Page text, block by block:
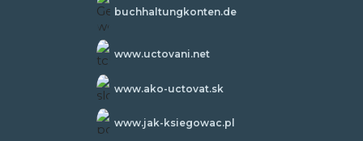
buchhaltungkonten.de
www.uctovani.net
www.ako-uctovat.sk
www.jak-ksiegowac.pl